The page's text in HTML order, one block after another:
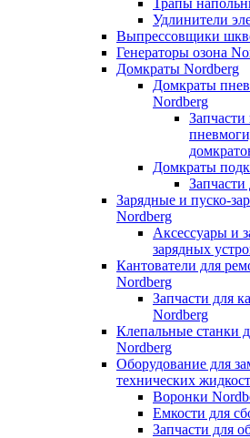
Удлинители
Выпрессовщики
Генераторы озона
Домкраты Nordberg
Домкраты
Nordberg
Запчасти
Домкраты
Зарядные и пуско-
Nordberg
Аксессуары и
зарядных
Кантователи для
Nordberg
Запчасти для
Nordberg
Клепальные станки
Nordberg
Оборудование для
технических
Воронки
Емкости для
Запчасти для